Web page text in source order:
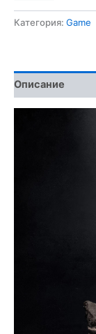
3D
Категория: Game
Описание